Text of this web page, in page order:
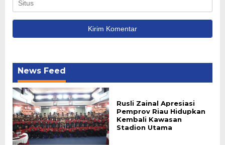
News Feed
Rusli Zainal Apresiasi
Pemprov Riau Hidupkan
Kembali Kawasan
Stadion Utama